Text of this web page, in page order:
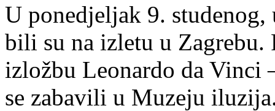
U ponedjeljak 9.
bili su na izletu u
izložbu Leonardo da
se zabavili u Muzeju